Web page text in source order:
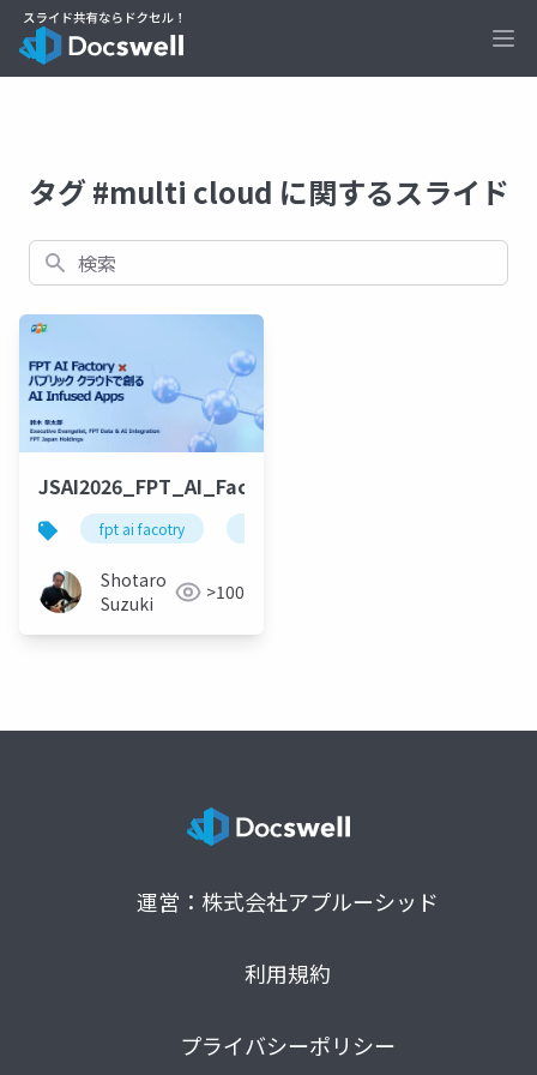
タグ #multi cloud に関するスライド
検索
JSAI2026_FPT_AI_Factory_v3
fpt ai facotry
Shotaro
Suzuki
>100
運営：株式会社アプルーシッド
利用規約
プライバシーポリシー